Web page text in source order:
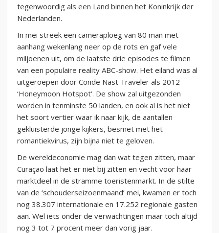
tegenwoordig als een Land binnen het Koninkrijk der
Nederlanden.
In mei streek een cameraploeg van 80 man met
aanhang wekenlang neer op de rots en gaf vele
miljoenen uit, om de laatste drie episodes te filmen
van een populaire reality ABC-show. Het eiland was al
uitgeroepen door Conde Nast Traveler als 2012
‘Honeymoon Hotspot’. De show zal uitgezonden
worden in tenminste 50 landen, en ook al is het niet
het soort vertier waar ik naar kijk, de aantallen
gekluisterde jonge kijkers, besmet met het
romantiekvirus, zijn bijna niet te geloven.
De wereldeconomie mag dan wat tegen zitten, maar
Curaçao laat het er niet bij zitten en vecht voor haar
marktdeel in de stramme toeristenmarkt. In de stilte
van de ‘schouderseizoenmaand’ mei, kwamen er toch
nog 38.307 internationale en 17.252 regionale gasten
aan. Wel iets onder de verwachtingen maar toch altijd
nog 3 tot 7 procent meer dan vorig jaar.